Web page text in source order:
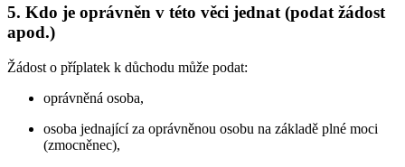
5. Kdo je oprávněn v této věci jednat (podat žádost
apod.)
Žádost o příplatek k důchodu může podat:
oprávněná osoba,
osoba jednající za oprávněnou osobu na základě plné moci
(zmocněnec),